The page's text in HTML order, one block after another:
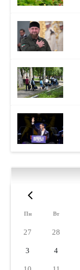
Пн Вт
27 28
3 4